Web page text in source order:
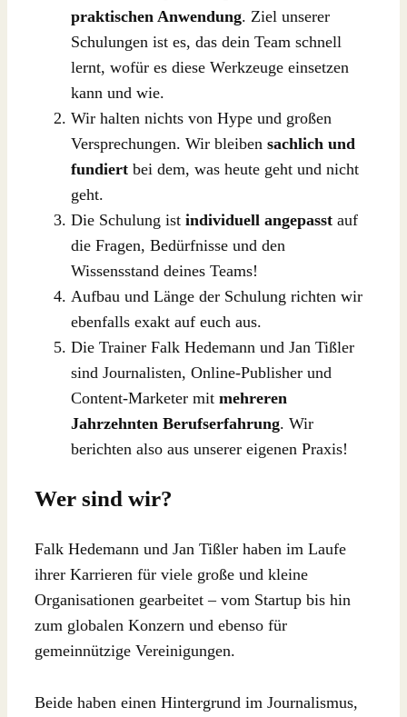
praktischen Anwendung. Ziel unserer
Schulungen ist es, das dein Team schnell
lernt, wofür es diese Werkzeuge einsetzen
kann und wie.
Wir halten nichts von Hype und großen
Versprechungen. Wir bleiben sachlich und
fundiert bei dem, was heute geht und nicht
geht.
Die Schulung ist individuell angepasst auf
die Fragen, Bedürfnisse und den
Wissensstand deines Teams!
Aufbau und Länge der Schulung richten wir
ebenfalls exakt auf euch aus.
Die Trainer Falk Hedemann und Jan Tißler
sind Journalisten, Online-Publisher und
Content-Marketer mit mehreren
Jahrzehnten Berufserfahrung. Wir
berichten also aus unserer eigenen Praxis!
Wer sind wir?
Falk Hedemann und Jan Tißler haben im Laufe
ihrer Karrieren für viele große und kleine
Organisationen gearbeitet – vom Startup bis hin
zum globalen Konzern und ebenso für
gemeinnützige Vereinigungen.
Beide haben einen Hintergrund im Journalismus,